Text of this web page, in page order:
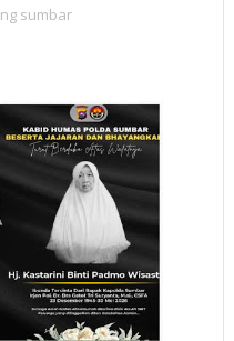
sumbar